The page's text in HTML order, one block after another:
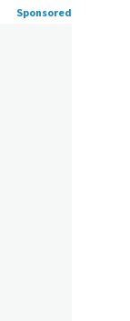
Sponsored